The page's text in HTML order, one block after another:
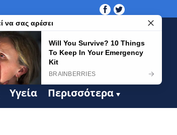
Υγεία Περισσότερα